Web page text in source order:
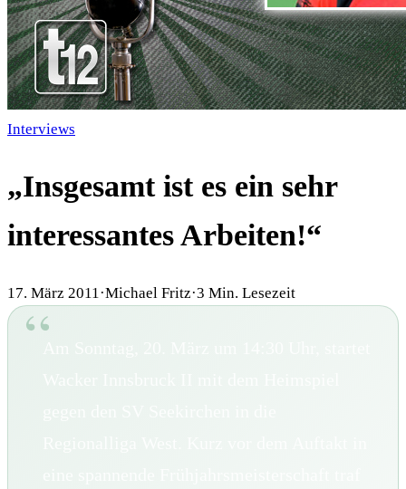
Interviews
„Insgesamt ist es ein sehr
interessantes Arbeiten!“
17. März 2011 ·Michael Fritz·3 Min. Lesezeit